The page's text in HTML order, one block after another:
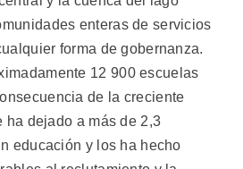
enteras de servicios
forma de gobernanza.
12 900 escuelas
de la creciente
ha dejado a más de 2,3
educación y los ha hecho